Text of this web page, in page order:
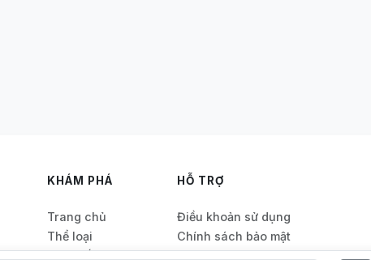
KHÁM PHÁ
Trang chủ
Thể loại
Bảng xếp hạng
HỖ TRỢ
Điều khoản sử dụng
Chính sách bảo mật
Quy định nạp linh thạch